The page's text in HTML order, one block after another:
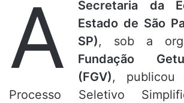
A
Secretaria da
Estado de São
SP), sob a
Fundação
(FGV),
Processo Seletivo